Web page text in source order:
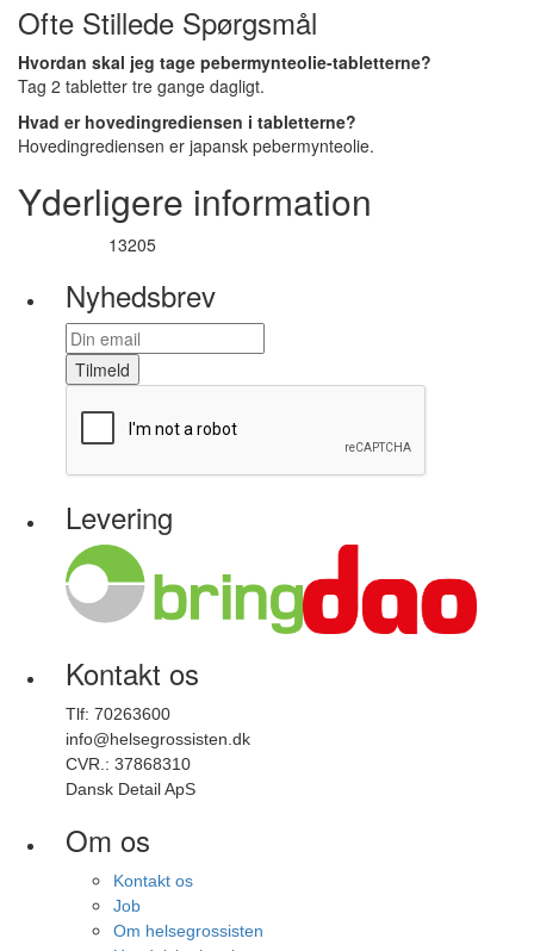
Ofte Stillede Spørgsmål
Hvordan skal jeg tage pebermynteolie-tabletterne?
Tag 2 tabletter tre gange dagligt.
Hvad er hovedingrediensen i tabletterne?
Hovedingrediensen er japansk pebermynteolie.
Yderligere information
13205
Nyhedsbrev
Tilmeld
Levering
Kontakt os
Tlf: 70263600
info@helsegrossisten.dk
CVR.: 37868310
Dansk Detail ApS
Om os
Kontakt os
Job
Om helsegrossisten